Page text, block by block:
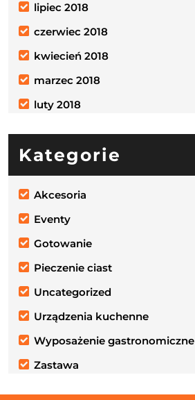
lipiec 2018
czerwiec 2018
kwiecień 2018
marzec 2018
luty 2018
Kategorie
Akcesoria
Eventy
Gotowanie
Pieczenie ciast
Uncategorized
Urządzenia kuchenne
Wyposażenie gastronomiczne
Zastawa